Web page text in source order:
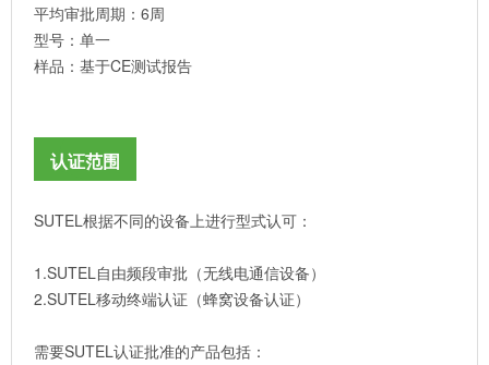
平均审批周期：6周
型号：单一
样品：基于CE测试报告
认证范围
SUTEL根据不同的设备上进行型式认可：
1.SUTEL自由频段审批（无线电通信设备）
2.SUTEL移动终端认证（蜂窝设备认证）
需要SUTEL认证批准的产品包括：